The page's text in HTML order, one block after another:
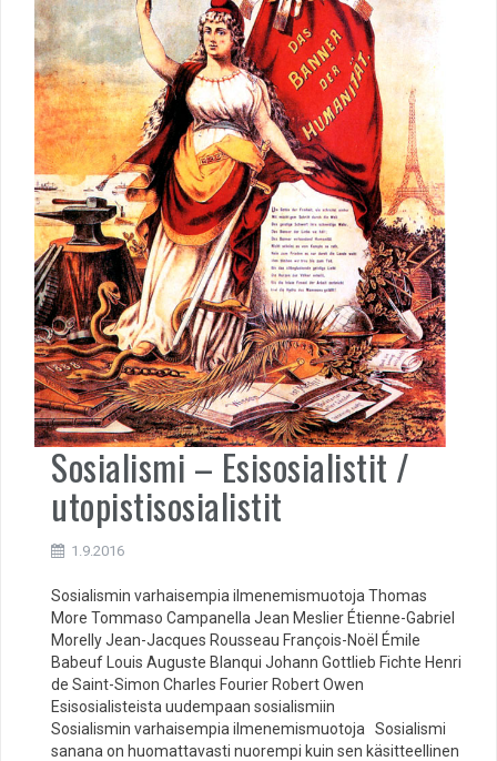
Sosialismi – Esisosialistit /
utopistisosialistit
1.9.2016
Sosialismin varhaisempia ilmenemismuotoja Thomas
More Tommaso Campanella Jean Meslier Étienne-Gabriel
Morelly Jean-Jacques Rousseau François-Noël Émile
Babeuf Louis Auguste Blanqui Johann Gottlieb Fichte Henri
de Saint-Simon Charles Fourier Robert Owen
Esisosialisteista uudempaan sosialismiin
Sosialismin varhaisempia ilmenemismuotoja Sosialismi
sanana on huomattavasti nuorempi kuin sen käsitteellinen